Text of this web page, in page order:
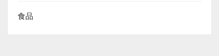
食品